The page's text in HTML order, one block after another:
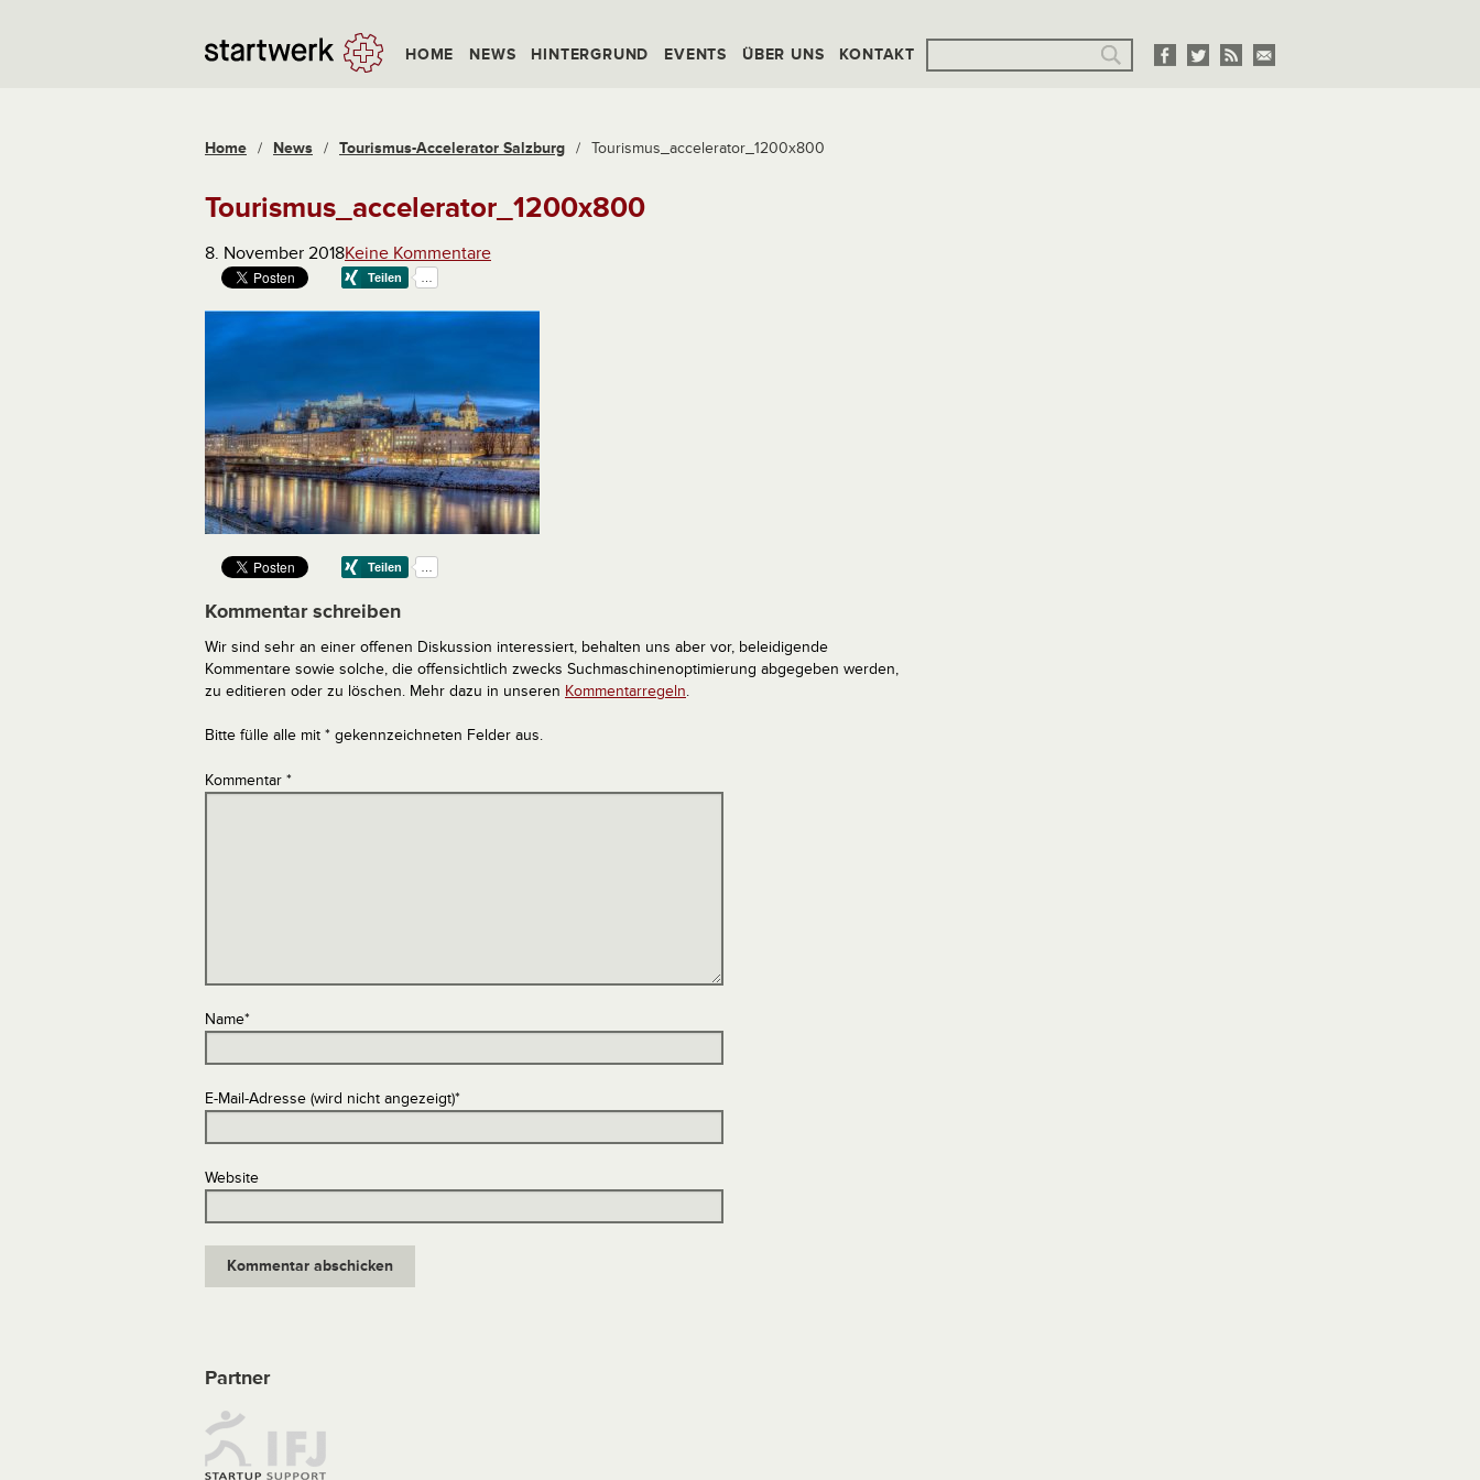
HOME NEWS HINTERGRUND EVENTS ÜBER UNS KONTAKT
Home / News / Tourismus-Accelerator Salzburg / Tourismus_accelerator_1200x800
Tourismus_accelerator_1200x800
8. November 2018Keine Kommentare
Kommentar schreiben
Wir sind sehr an einer offenen Diskussion interessiert, behalten uns aber vor, beleidigende
Kommentare sowie solche, die offensichtlich zwecks Suchmaschinenoptimierung abgegeben werden,
zu editieren oder zu löschen. Mehr dazu in unseren Kommentarregeln.
Bitte fülle alle mit * gekennzeichneten Felder aus.
Kommentar *
Name*
E-Mail-Adresse (wird nicht angezeigt)*
Website
Partner